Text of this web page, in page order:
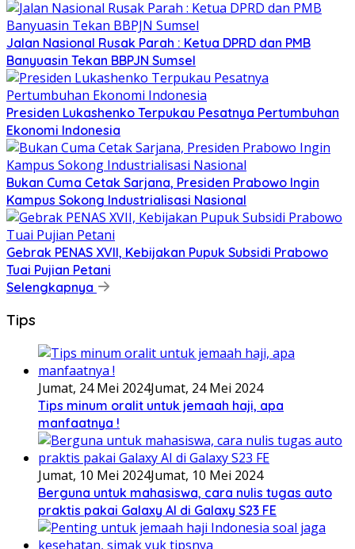
Jalan Nasional Rusak Parah : Ketua DPRD dan PMB
Banyuasin Tekan BBPJN Sumsel
Presiden Lukashenko Terpukau Pesatnya Pertumbuhan
Ekonomi Indonesia
Bukan Cuma Cetak Sarjana, Presiden Prabowo Ingin
Kampus Sokong Industrialisasi Nasional
Gebrak PENAS XVII, Kebijakan Pupuk Subsidi Prabowo
Tuai Pujian Petani
Selengkapnya
Tips
Jumat, 24 Mei 2024Jumat, 24 Mei 2024
Tips minum oralit untuk jemaah haji, apa
manfaatnya !
Jumat, 10 Mei 2024Jumat, 10 Mei 2024
Berguna untuk mahasiswa, cara nulis tugas auto
praktis pakai Galaxy AI di Galaxy S23 FE